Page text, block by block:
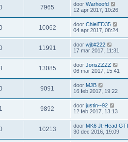
7965 door Warhoofd
12 apr 2017, 10:26
10062 door ChielED35
04 apr 2017, 08:24
11991 door wjb#222
17 mar 2017, 11:31
13085 door JorisZZZZ
06 mar 2017, 15:41
9091 door MJB
16 feb 2017, 19:22
1 9892 door justin--92
12 feb 2017, 13:13
10213 door MK6 Jt-Head GTI
30 dec 2016, 19:09